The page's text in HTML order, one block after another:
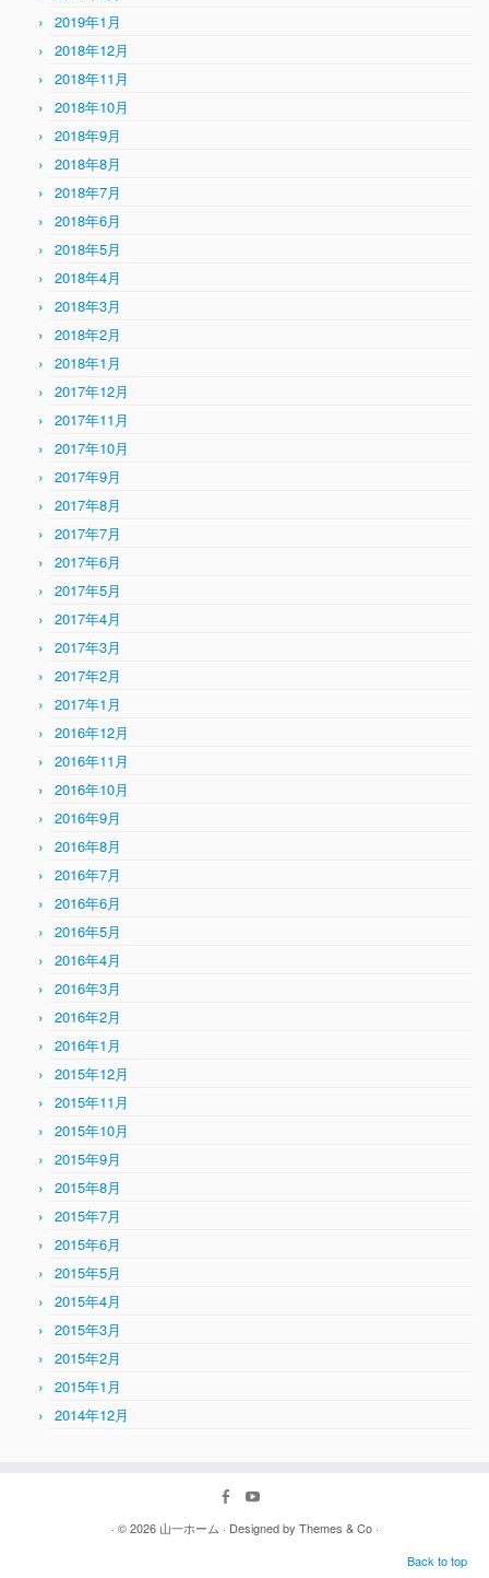
2019年1月
2018年12月
2018年11月
2018年10月
2018年9月
2018年8月
2018年7月
2018年6月
2018年5月
2018年4月
2018年3月
2018年2月
2018年1月
2017年12月
2017年11月
2017年10月
2017年9月
2017年8月
2017年7月
2017年6月
2017年5月
2017年4月
2017年3月
2017年2月
2017年1月
2016年12月
2016年11月
2016年10月
2016年9月
2016年8月
2016年7月
2016年6月
2016年5月
2016年4月
2016年3月
2016年2月
2016年1月
2015年12月
2015年11月
2015年10月
2015年9月
2015年8月
2015年7月
2015年6月
2015年5月
2015年4月
2015年3月
2015年2月
2015年1月
2014年12月
· © 2026 山一ホーム · Designed by Themes & Co·
Back to top